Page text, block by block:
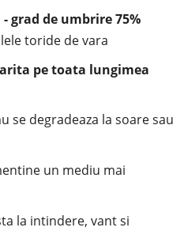
grad de umbrire 75%
toride de vara
pe toata lungimea
se degradeaza la soare sau
un mediu mai
la intindere, vant si